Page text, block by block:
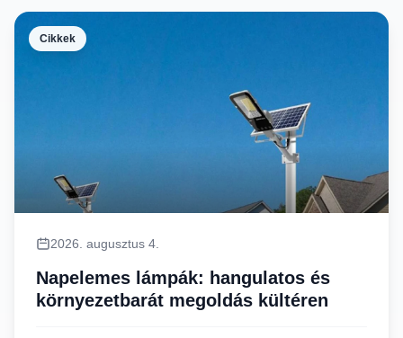
Cikkek
2026. augusztus 4.
Napelemes lámpák: hangulatos és
környezetbarát megoldás kültéren